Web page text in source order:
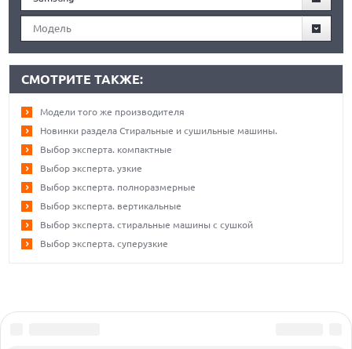
Модель
СМОТРИТЕ ТАКЖЕ:
Модели того же производителя
Новинки раздела Стиральные и сушильные машины.
Выбор эксперта. компактные
Выбор эксперта. узкие
Выбор эксперта. полноразмерные
Выбор эксперта. вертикальные
Выбор эксперта. стиральные машины с сушкой
Выбор эксперта. суперузкие